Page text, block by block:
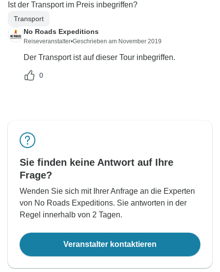
Ist der Transport im Preis inbegriffen?
Transport
No Roads Expeditions
Reiseveranstalter•Geschrieben am November 2019
Der Transport ist auf dieser Tour inbegriffen.
0
Sie finden keine Antwort auf Ihre
Frage?
Wenden Sie sich mit Ihrer Anfrage an die Experten
von No Roads Expeditions. Sie antworten in der
Regel innerhalb von 2 Tagen.
Veranstalter kontaktieren